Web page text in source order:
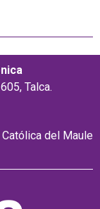
Talca.
del Maule